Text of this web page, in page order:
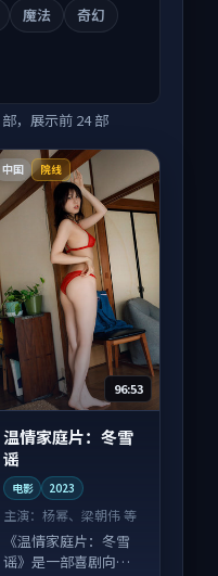
魔法
奇幻
部，展示前 24部
中国 院线
96:53
温情家庭片：冬雪
谣
电影 2023
主演：杨幂、梁朝伟 等
《温情家庭片：冬雪
谣》是一部喜剧向电